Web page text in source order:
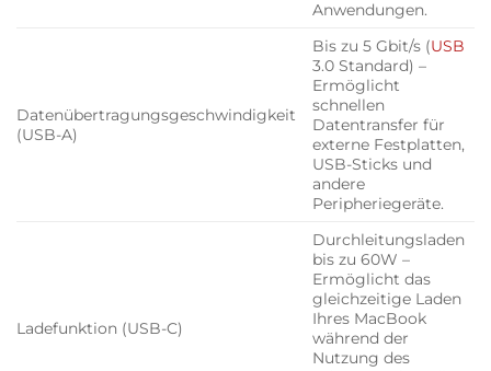
Anwendungen.
Datenübertragungsgeschwindigkeit
(USB-A)
Bis zu 5 Gbit/s (USB
3.0 Standard) –
Ermöglicht
schnellen
Datentransfer für
externe Festplatten,
USB-Sticks und
andere
Peripheriegeräte.
Ladefunktion (USB-C)
Durchleitungsladen
bis zu 60W –
Ermöglicht das
gleichzeitige Laden
Ihres MacBook
während der
Nutzung des